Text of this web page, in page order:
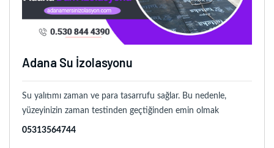
Adana Su İzolasyonu
Su yalıtımı zaman ve para tasarrufu sağlar. Bu nedenle,
yüzeyinizin zaman testinden geçtiğinden emin olmak
05313564744